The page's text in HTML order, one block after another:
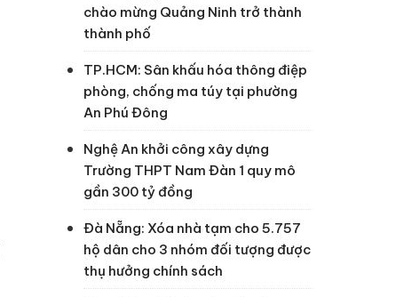
chào mừng Quảng Ninh trở thành
thành phố
TP.HCM: Sân khấu hóa thông điệp
phòng, chống ma túy tại phường
An Phú Đông
Nghệ An khởi công xây dựng
Trường THPT Nam Đàn 1 quy mô
gần 300 tỷ đồng
Đà Nẵng: Xóa nhà tạm cho 5.757
hộ dân cho 3 nhóm đối tượng được
thụ hưởng chính sách